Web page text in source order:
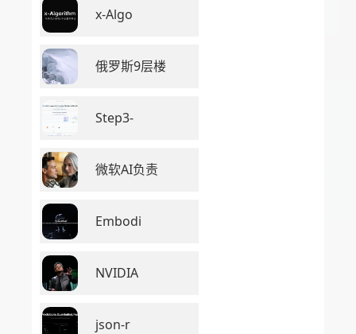
x-Algo
俄罗斯9层楼
Step3-
微软AI负责
Embodi
NVIDIA
json-r